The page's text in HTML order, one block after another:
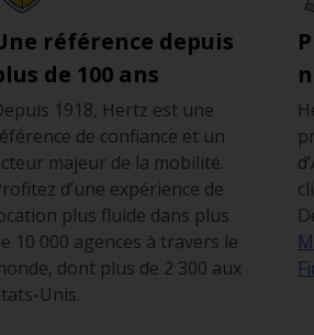
référence depuis
de 100 ans
1918, Hertz est une
de confiance et un
majeur de la mobilité.
d’une expérience de
plus fluide dans plus
10 000 agences à travers le
dont plus de 2 300 aux
Unis.